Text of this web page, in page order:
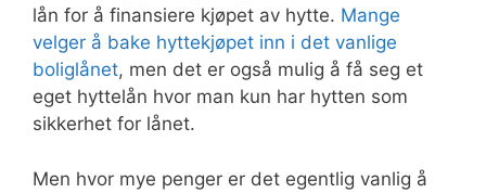
lån for å finansiere kjøpet av hytte. Mange
velger å bake hyttekjøpet inn i det vanlige
boliglånet, men det er også mulig å få seg et
eget hyttelån hvor man kun har hytten som
sikkerhet for lånet.
Men hvor mye penger er det egentlig vanlig å